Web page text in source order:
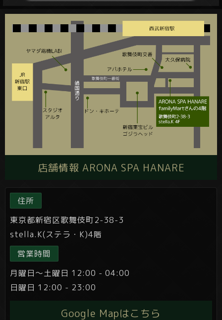
店舗情報 ARONA SPA HANARE
住所
東京都新宿区歌舞伎町2-38-3
stella.K(ステラ・K)4階
営業時間
月曜日～土曜日 12:00 - 04:00
日曜日 12:00 - 23:00
Google Mapはこちら